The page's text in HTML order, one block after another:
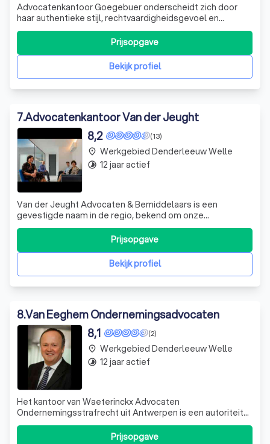
Advocatenkantoor Goegebuer onderscheidt zich door
haar authentieke stijl, rechtvaardigheidsgevoel en
vechtlust. Met jarenlange ervaring in diverse
rechtsgebieden zoals familierecht, strafrecht en
bouwrecht, bieden we professioneel juridisch advies en
emotionele ondersteuning in moeilijke tijden. We
Bekijk profiel
Prijsopgave
7.Advocatenkantoor Van der Jeught
(13)
8,2
Van der Jeught Advocaten & Bemiddelaars is een
gevestigde naam in de regio, bekend om onze
kwalitatieve en oplossingsgerichte dienstverlening. Wij
zijn gespecialiseerd in diverse rechtsgebieden,
waaronder burgerlijk recht, invorderingen, strafrecht en
verkeer. Met 40 jaar praktijkervaring, voortdure
Bekijk profiel
Prijsopgave
place Werkgebied Denderleeuw Welle
timelapse 12 jaar actief
8.Van Eeghem Ondernemingsadvocaten
(2)
8,1
Het kantoor van Waeterinckx Advocaten
Ondernemingsstrafrecht uit Antwerpen is een autoriteit
op het domein van het ondernemingsstrafrecht. Hun
expertise sluit aan op de onze, zodat we een completere
Prijsopgave
place Werkgebied Denderleeuw Welle
timelapse 12 jaar actief